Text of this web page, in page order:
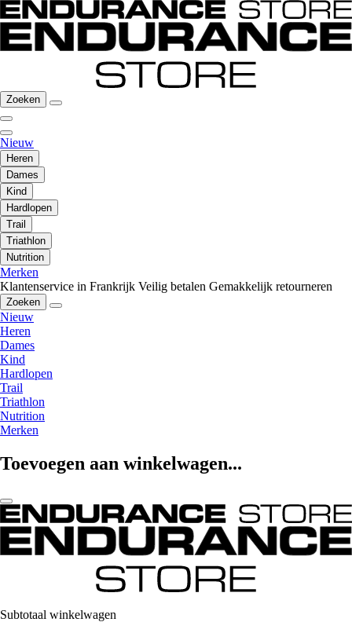
Zoeken
Nieuw
Heren
Dames
Kind
Hardlopen
Trail
Triathlon
Nutrition
Merken
Klantenservice in Frankrijk Veilig betalen Gemakkelijk retourneren
Zoeken
Nieuw
Heren
Dames
Kind
Hardlopen
Trail
Triathlon
Nutrition
Merken
Toevoegen aan winkelwagen...
Subtotaal winkelwagen